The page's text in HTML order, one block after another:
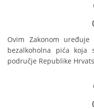
Ovim Zakonom
bezalkoholna pića
područje Republike